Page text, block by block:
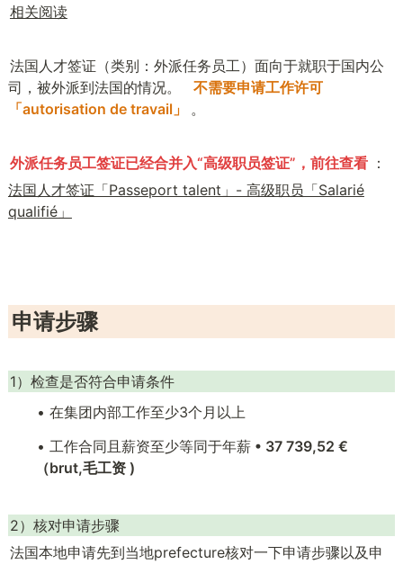
相关阅读
法国人才签证（类别：外派任务员工）面向于就职于国内公
司，被外派到法国的情况。
不需要申请工作许可
「autorisation de travail」
。
外派任务员工签证已经合并入“高级职员签证”，前往查看 ：
法国人才签证「Passeport talent」- 高级职员「Salarié
qualifié」
申请步骤
1）检查是否符合申请条件
• 在集团内部工作至少3个月以上
• 工作合同且薪资至少等同于年薪 • 37 739,52 €
（brut,毛工资 )
2）核对申请步骤
法国本地申请先到当地prefecture核对一下申请步骤以及申